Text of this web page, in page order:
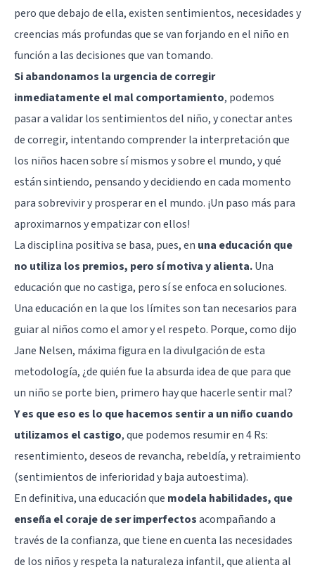
pero que debajo de ella, existen sentimientos, necesidades y
creencias más profundas que se van forjando en el niño en
función a las decisiones que van tomando.
Si abandonamos la urgencia de corregir
inmediatamente el mal comportamiento, podemos
pasar a validar los sentimientos del niño, y conectar antes
de corregir, intentando comprender la interpretación que
los niños hacen sobre sí mismos y sobre el mundo, y qué
están sintiendo, pensando y decidiendo en cada momento
para sobrevivir y prosperar en el mundo. ¡Un paso más para
aproximarnos y empatizar con ellos!
La disciplina positiva se basa, pues, en una educación que
no utiliza los premios, pero sí motiva y alienta.Una
educación que no castiga, pero sí se enfoca en soluciones.
Una educación en la que los límites son tan necesarios para
guiar al niños como el amor y el respeto. Porque, como dijo
Jane Nelsen, máxima figura en la divulgación de esta
metodología, ¿de quién fue la absurda idea de que para que
un niño se porte bien, primero hay que hacerle sentir mal?
Y es que eso es lo que hacemos sentir a un niño cuando
utilizamos el castigo, que podemos resumir en 4 Rs:
resentimiento, deseos de revancha, rebeldía, y retraimiento
(sentimientos de inferioridad y baja autoestima).
En definitiva, una educación que modela habilidades, que
enseña el coraje de ser imperfectosacompañando a
través de la confianza, que tiene en cuenta las necesidades
de los niños y respeta la naturaleza infantil, que alienta al